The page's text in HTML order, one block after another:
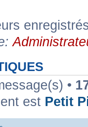
•
est Petit